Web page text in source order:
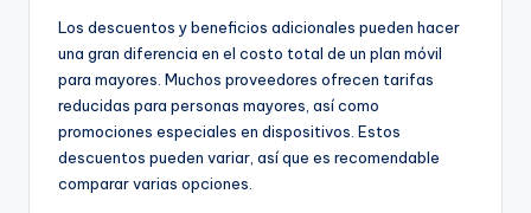
Los descuentos y beneficios adicionales pueden hacer
una gran diferencia en el costo total de un plan móvil
para mayores. Muchos proveedores ofrecen tarifas
reducidas para personas mayores, así como
promociones especiales en dispositivos. Estos
descuentos pueden variar, así que es recomendable
comparar varias opciones.